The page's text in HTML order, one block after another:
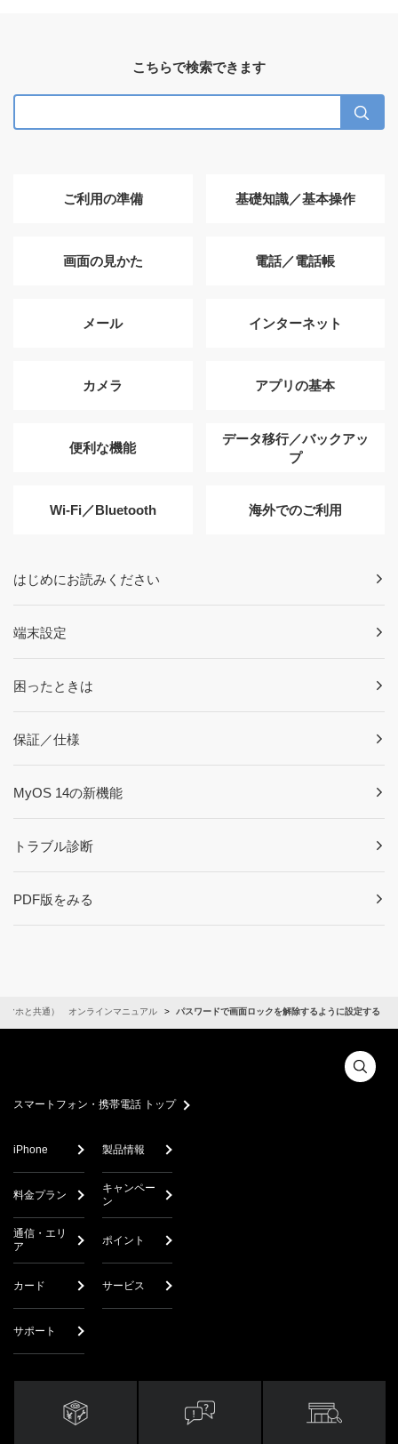
こちらで検索できます
ご利用の準備 基礎知識／基本操作
画面の見かた 電話／電話帳
メール インターネット
カメラ アプリの基本
便利な機能
データ移行／バックアッ
プ
Wi-Fi／Bluetooth 海外でのご利用
はじめにお読みください
端末設定
困ったときは
保証／仕様
MyOS 14の新機能
トラブル診断
PDF版をみる
マホと共通） オンラインマニュアル パスワードで画面ロックを解除するように設定する
スマートフォン・携帯電話 トップ
iPhone 製品情報
料金プラン
キャンペー
ン
通信・エリ
ア
ポイント
カード サービス
サポート